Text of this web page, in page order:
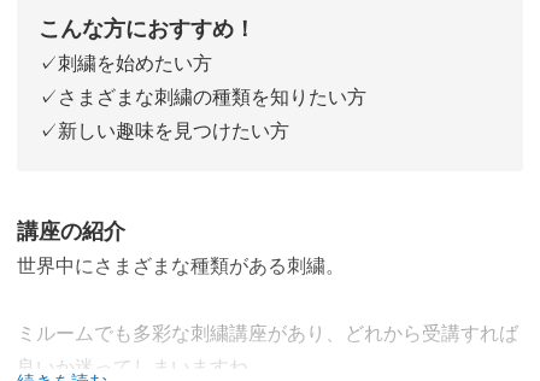
こんな方におすすめ！
✓刺繍を始めたい方
✓さまざまな刺繍の種類を知りたい方
✓新しい趣味を見つけたい方
講座の紹介
世界中にさまざまな種類がある刺繍。
ミルームでも多彩な刺繍講座があり、どれから受講すれば
良いか迷ってしまいますね。